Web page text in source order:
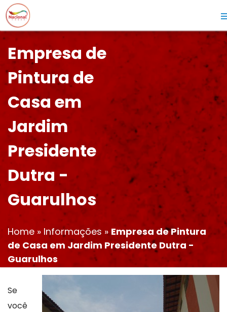
Empresa de
Pintura de
Casa em
Jardim
Presidente
Dutra -
Guarulhos
Home » Informações »Empresa de Pintura
de Casa em Jardim Presidente Dutra -
Guarulhos
Se
você